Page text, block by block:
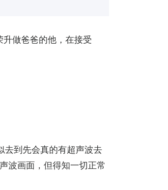
做爸爸的他，在接受
去到先会真的有超声波去
波画面，但得知一切正常